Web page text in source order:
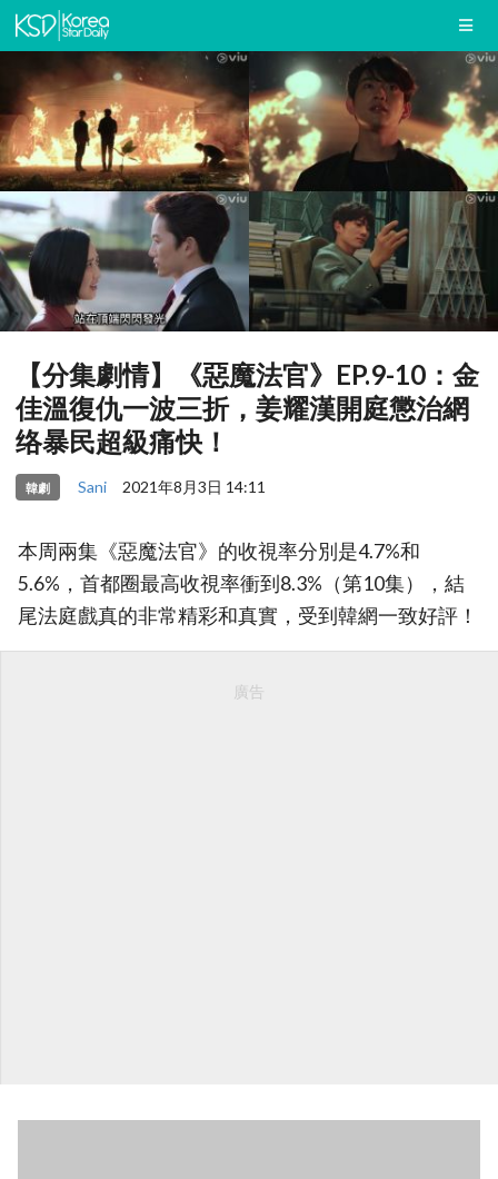
【分集劇情】《惡魔法官》EP.9-10：金
佳溫復仇一波三折，姜耀漢開庭懲治網
络暴民超級痛快！
韓劇 Sani 2021年8月3日 14:11
本周兩集《惡魔法官》的收視率分別是4.7%和
5.6%，首都圈最高收視率衝到8.3%（第10集），結
尾法庭戲真的非常精彩和真實，受到韓網一致好評！
廣告